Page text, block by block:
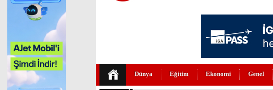
Dünya Eğitim Ekonomi Genel